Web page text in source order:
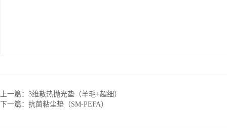
上一篇： 3维散热抛光垫（羊毛+超细）
下一篇： 抗菌粘尘垫（SM-PEFA）